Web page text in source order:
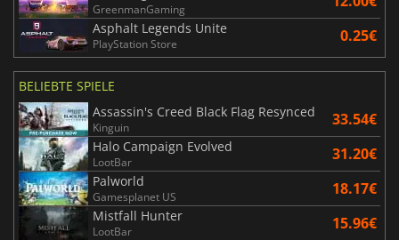
GreenmanGaming
Asphalt Legends Unite
PlayStation Store 0.25€
BELIEBTE SPIELE
Assassin's Creed Black Flag Resynced
Kinguin 33.54€
Halo Campaign Evolved
LootBar 31.20€
Palworld
Gamesplanet US 18.17€
Mistfall Hunter
LootBar 15.96€